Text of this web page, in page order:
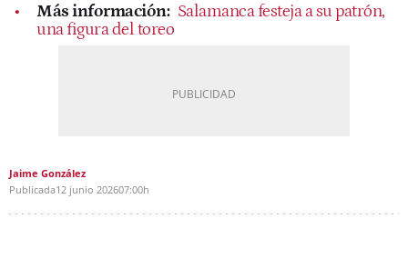
Más información: Salamanca festeja a su patrón,
una figura del toreo
Jaime González
Publicada12 junio 202607:00h